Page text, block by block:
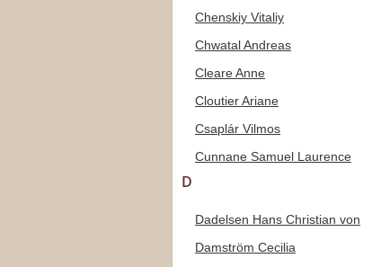
Chenskiy Vitaliy
Chwatal Andreas
Cleare Anne
Cloutier Ariane
Csaplár Vilmos
Cunnane Samuel Laurence
D
Dadelsen Hans Christian von
Damström Cecilia